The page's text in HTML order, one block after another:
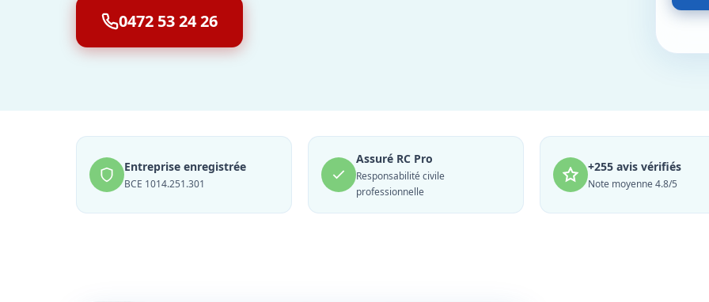
0472 53 24 26
Entreprise enregistrée
BCE 1014.251.301
Assuré RC Pro
Responsabilité civile
professionnelle
+255 avis vérifiés
Note moyenne 4.8/5